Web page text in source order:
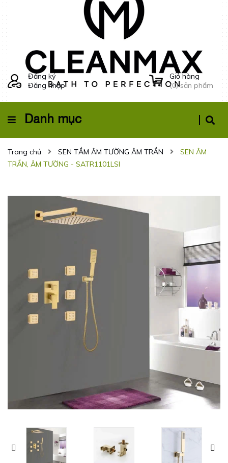
Đăng ký
Đăng nhập
Giỏ hàng
(0) sản phẩm
Danh mục
Trang chủ SEN TẮM ÂM TƯỜNG ÂM TRẦN
SEN ÂM
TRẦN, ÂM TƯỜNG - SATR1101LSI